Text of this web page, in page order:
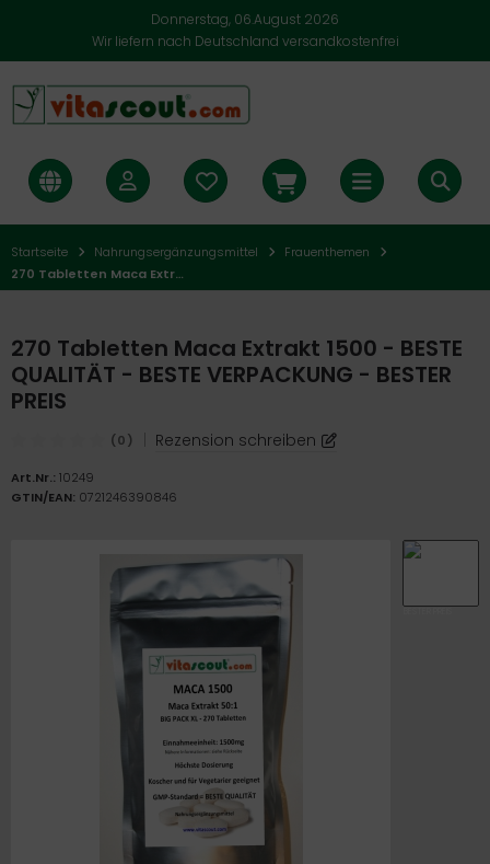
Donnerstag, 06.August 2026
Wir liefern nach Deutschland versandkostenfrei
Startseite Nahrungsergänzungsmittel
Frauenthemen
270 Tabletten Maca Extrakt 1500 - BESTE QUALITÄT - BESTE VERPACKUNG - BESTER PREIS
270 Tabletten Maca Extrakt 1500 - BESTE
QUALITÄT - BESTE VERPACKUNG - BESTER
PREIS
(0) Rezension schreiben
Art.Nr.: 10249
GTIN/EAN: 0721246390846